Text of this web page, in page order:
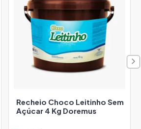
Recheio Choco Leitinho Sem
Açúcar 4 Kg Doremus